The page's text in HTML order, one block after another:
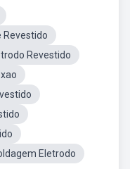
Revestido
Revestido
Eletrodo